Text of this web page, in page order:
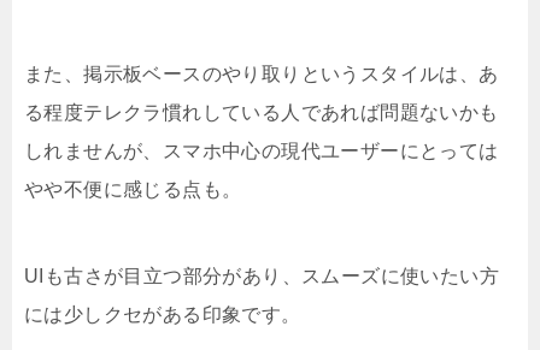
また、掲示板ベースのやり取りというスタイルは、あ
る程度テレクラ慣れしている人であれば問題ないかも
しれませんが、スマホ中心の現代ユーザーにとっては
やや不便に感じる点も。
UIも古さが目立つ部分があり、スムーズに使いたい方
には少しクセがある印象です。